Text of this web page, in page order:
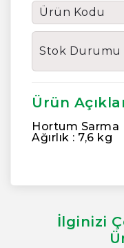
Ürün Kodu
Stok Durumu
Ürün
Hortum Sarma
Ağırlık : 7,6 kg
İlginizi